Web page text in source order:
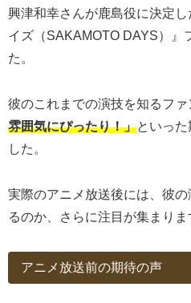
興津和幸さんが鹿島役に決定
イズ（SAKAMOTO DAYS）』
た。
彼のこれまでの演技を知るファ
雰囲気にぴったり！」といっ
した。
実際のアニメ放送後には、彼
るのか、さらに注目が集まりま
アニメ放送前の期待の声